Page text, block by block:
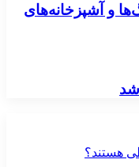
و آشپزخانه‌های